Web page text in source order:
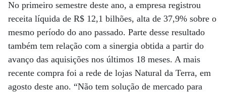
No primeiro semestre deste ano, a empresa registrou
receita líquida de R$ 12,1 bilhões, alta de 37,9% sobre o
mesmo período do ano passado. Parte desse resultado
também tem relação com a sinergia obtida a partir do
avanço das aquisições nos últimos 18 meses. A mais
recente compra foi a rede de lojas Natural da Terra, em
agosto deste ano. “Não tem solução de mercado para